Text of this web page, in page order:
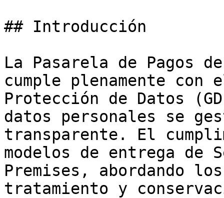
## Introducción
La Pasarela de Pagos
cumple plenamente con
Protección de Datos
datos personales se
transparente. El
modelos de entrega de
Premises, abordando
tratamiento y